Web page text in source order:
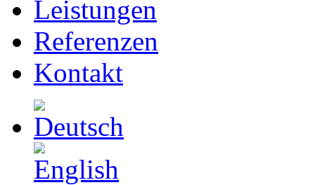
Leistungen
Referenzen
Kontakt